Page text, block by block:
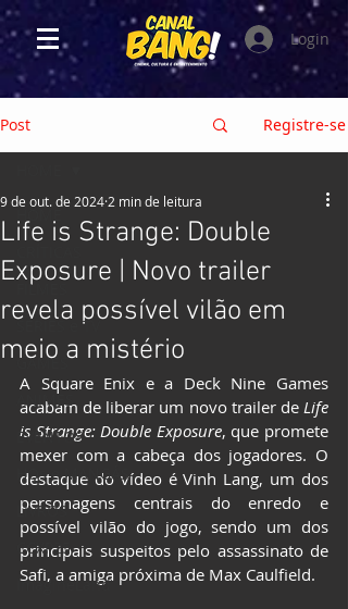
Login
Post Registre-se
FILMES
SÉRIES e TV
GAMES
ANIMES
EVENTOS
HQs e MANGÁS
LIVROS
CCXP25
ImagineLand
Life is Strange: Double
Exposure | Novo trailer
revela possível vilão em
meio a mistério
9 de out. de 2024 2 min de leitura
A Square Enix e a Deck Nine Games
acabam de liberar um novo trailer de Life
is Strange: Double Exposure, que promete
mexer com a cabeça dos jogadores. O
destaque do vídeo é Vinh Lang, um dos
personagens centrais do enredo e
possível vilão do jogo, sendo um dos
principais suspeitos pelo assassinato de
Safi, a amiga próxima de Max Caulfield.